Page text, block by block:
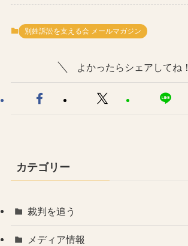
別姓訴訟を支える会 メールマガジン
よかったらシェアしてね！
カテゴリー
裁判を追う
メディア情報